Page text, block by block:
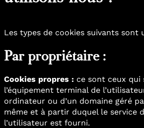
Les types de cookies suivants sont
Par propriétaire :
Cookies propres : ce sont ceux qui
l’équipement terminal de
ordinateur ou d’un domaine géré
même et à partir duquel le service
l’utilisateur est fourni.